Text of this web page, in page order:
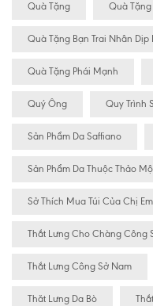
Quà Tặng Quà Tặng
Quà Tặng Bạn Trai Nhân Dịp
Quà Tặng Phái Mạnh
Quý Ông Quy Trình
Sản Phẩm Da Saffiano
Sản Phẩm Da Thuộc Thảo
Sở Thích Mua Túi Của Chị Em
Thắt Lưng Cho Chàng Công
Thắt Lưng Công Sở Nam
Thăt Lưng Da Bò